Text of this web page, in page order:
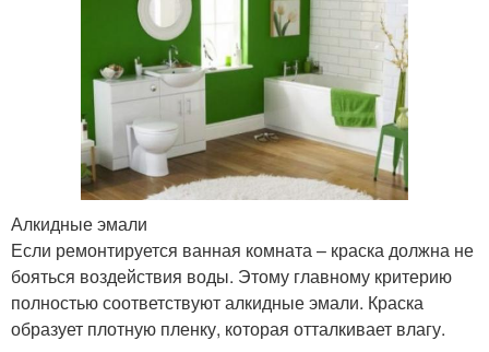
Алкидные эмали
Если ремонтируется ванная комната – краска должна не
бояться воздействия воды. Этому главному критерию
полностью соответствуют алкидные эмали. Краска
образует плотную пленку, которая отталкивает влагу.